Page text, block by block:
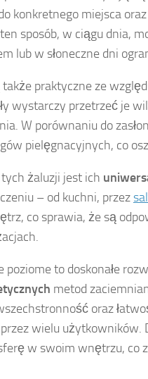
konkretnego miejsca
sposób, w ciągu dnia,
lub w słoneczne dni
praktyczne ze
wystarczy przetrzeć je
W porównaniu do
pielęgnacyjnych, co
żaluzji jest ich
– od kuchni, przez
co sprawia, że są
poziome to doskonałe
metod
oraz
wielu użytkowników.
w swoim wnętrzu, co